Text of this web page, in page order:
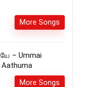
More Songs
– Ummai
Aathuma
More Songs